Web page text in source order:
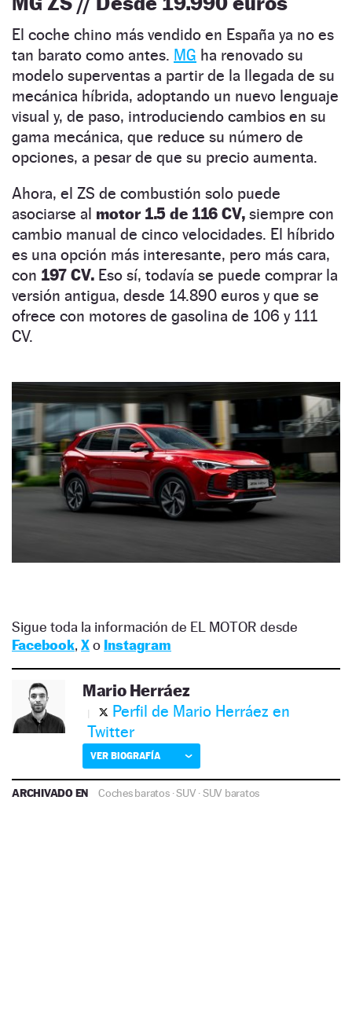
El coche chino más vendido en España ya no es
tan barato como antes. MG ha renovado su
modelo superventas a partir de la llegada de su
mecánica híbrida, adoptando un nuevo lenguaje
visual y, de paso, introduciendo cambios en su
gama mecánica, que reduce su número de
opciones, a pesar de que su precio aumenta.
Ahora, el ZS de combustión solo puede
asociarse al motor 1.5 de 116 CV, siempre con
cambio manual de cinco velocidades. El híbrido
es una opción más interesante, pero más cara,
con 197 CV. Eso sí, todavía se puede comprar la
versión antigua, desde 14.890 euros y que se
ofrece con motores de gasolina de 106 y 111
CV.
Sigue toda la información de EL MOTOR desde
Facebook, Xo Instagram
Mario Herráez
Perfil de Mario Herráez en
Twitter
VER BIOGRAFÍA
ARCHIVADO EN Coches baratos·SUV ·SUV baratos